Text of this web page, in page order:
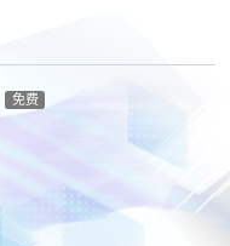
免费